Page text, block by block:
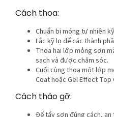
Cách thoa:
Chuẩn bị móng tự nhiên
Lắc kỹ lọ để các thành
Thoa hai lớp mỏng sơn
sạch và được chăm sóc.
Cuối cùng thoa một lớp
Coat hoặc Gel Effect Top
Cách tháo gỡ: